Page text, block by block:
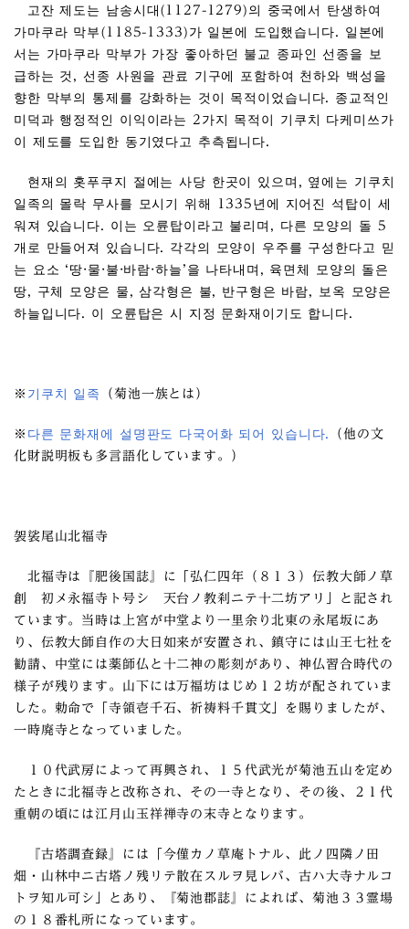
고잔 제도는 남송시대(1127-1279)의 중국에서 탄생하여
가마쿠라 막부(1185-1333)가 일본에 도입했습니다. 일본에
서는 가마쿠라 막부가 가장 좋아하던 불교 종파인 선종을 보
급하는 것, 선종 사원을 관료 기구에 포함하여 천하와 백성을
향한 막부의 통제를 강화하는 것이 목적이었습니다. 종교적인
미덕과 행정적인 이익이라는 2가지 목적이 기쿠치 다케미쓰가
이 제도를 도입한 동기였다고 추측됩니다.
현재의 홋푸쿠지 절에는 사당 한곳이 있으며, 옆에는 기쿠치
일족의 몰락 무사를 모시기 위해 1335년에 지어진 석탑이 세
워져 있습니다. 이는 오륜탑이라고 불리며, 다른 모양의 돌 5
개로 만들어져 있습니다. 각각의 모양이 우주를 구성한다고 믿
는 요소 ‘땅·물·불·바람·하늘’을 나타내며, 육면체 모양의 돌은
땅, 구체 모양은 물, 삼각형은 불, 반구형은 바람, 보옥 모양은
하늘입니다. 이 오륜탑은 시 지정 문화재이기도 합니다.
※ 기쿠치 일족 （菊池一族とは）
※ 다른 문화재에 설명판도 다국어화 되어 있습니다.
（他の文
化財説明板も多言語化しています。）
袈裟尾山北福寺
北福寺は『肥後国誌』に「弘仁四年（８１３）伝教大師ノ草
創 初メ永福寺ト号シ 天台ノ教刹ニテ十二坊アリ」と記され
ています。当時は上宮が中堂より一里余り北東の永尾坂にあ
り、伝教大師自作の大日如来が安置され、鎮守には山王七社を
勧請、中堂には薬師仏と十二神の彫刻があり、神仏習合時代の
様子が残ります。山下には万福坊はじめ１２坊が配されていま
した。勅命で「寺領壱千石、祈祷料千貫文」を賜りましたが、
一時廃寺となっていました。
１０代武房によって再興され、１５代武光が菊池五山を定め
たときに北福寺と改称され、その一寺となり、その後、２１代
重朝の頃には江月山玉祥禅寺の末寺となります。
『古塔調査録』には「今僅カノ草庵トナル、此ノ四隣ノ田
畑・山林中ニ古塔ノ残リテ散在スルヲ見レバ、古ハ大寺ナルコ
トヲ知ル可シ」とあり、『菊池郡誌』によれば、菊池３３霊場
の１８番札所になっています。